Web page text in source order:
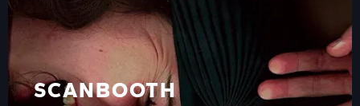
SCANBOOTH